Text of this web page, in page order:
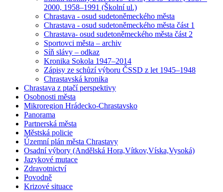
2000, 1958–1991 (Školní ul.)
Chrastava - osud sudetoněmeckého města
Chrastava - osud sudetoněmeckého města část 1
Chrastava- osud sudetoněmeckého města část 2
Sportovci města – archiv
Síň slávy – odkaz
Kronika Sokola 1947–2014
Zápisy ze schůzí výboru ČSSD z let 1945–1948
Chrastavská kronika
Chrastava z ptačí perspektivy
Osobnosti města
Mikroregion Hrádecko-Chrastavsko
Panorama
Partnerská města
Městská policie
Územní plán města Chrastavy
Osadní výbory (Andělská Hora,Vítkov,Víska,Vysoká)
Jazykové mutace
Zdravotnictví
Povodně
Krizové situace